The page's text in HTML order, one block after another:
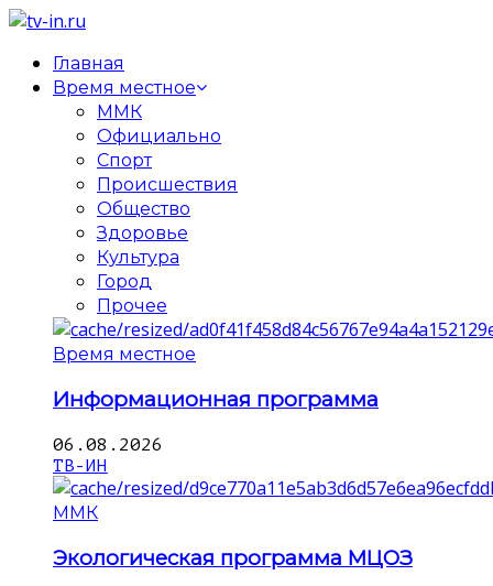
Главная
Время местное
ММК
Официально
Спорт
Происшествия
Общество
Здоровье
Культура
Город
Прочее
Время местное
Информационная программа
06.08.2026
ТВ-ИН
ММК
Экологическая программа МЦОЗ